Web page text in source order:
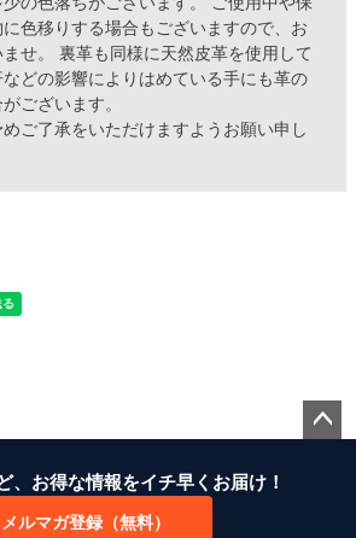
色移りする場合もございますので、お
せ。 裏革も同様に天然皮革を使用して
どの影響によりはめている手にも革の
ございます。
ご了承をいただけますようお願い申し
、お得な情報をイチ早くお届け！
メルマガ登録（無料）